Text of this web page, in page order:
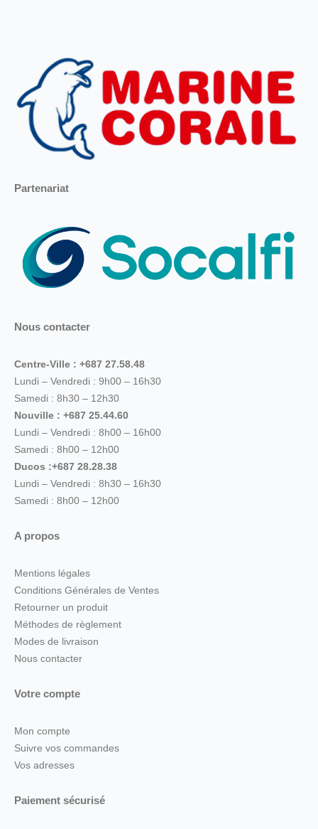
Partenariat
Nous contacter
Centre-Ville : +687 27.58.48
Lundi – Vendredi : 9h00 – 16h30
Samedi : 8h30 – 12h30
Nouville : +687 25.44.60
Lundi – Vendredi : 8h00 – 16h00
Samedi : 8h00 – 12h00
Ducos :+687 28.28.38
Lundi – Vendredi : 8h30 – 16h30
Samedi : 8h00 – 12h00
A propos
Mentions légales
Conditions Générales de Ventes
Retourner un produit
Méthodes de règlement
Modes de livraison
Nous contacter
Votre compte
Mon compte
Suivre vos commandes
Vos adresses
Paiement sécurisé